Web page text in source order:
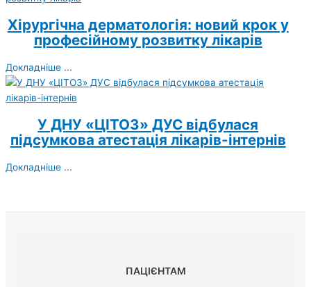
Хірургічна дерматологія: новий крок у
професійному розвитку лікарів
Докладніше ...
У ДНУ «ЦІТОЗ» ДУС відбулася
підсумкова атестація лікарів-інтернів
Докладніше ...
ПАЦІЄНТАМ